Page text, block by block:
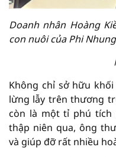
Doanh nhân Hoàng
con nuôi của Phi
Không chỉ sở hữu
lừng lẫy trên thương
còn là một tỉ phú tích
thập niên qua, ông
và giúp đỡ rất nhiều